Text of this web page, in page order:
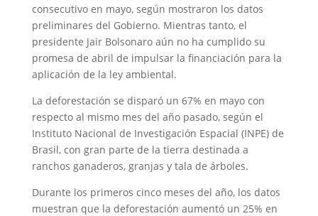
consecutivo en mayo, según mostraron los datos
preliminares del Gobierno. Mientras tanto, el
presidente Jair Bolsonaro aún no ha cumplido su
promesa de abril de impulsar la financiación para la
aplicación de la ley ambiental.
La deforestación se disparó un 67% en mayo con
respecto al mismo mes del año pasado, según el
Instituto Nacional de Investigación Espacial (INPE) de
Brasil, con gran parte de la tierra destinada a
ranchos ganaderos, granjas y tala de árboles.
Durante los primeros cinco meses del año, los datos
muestran que la deforestación aumentó un 25% en